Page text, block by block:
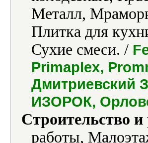
Металл,
Плитка для
Сухие смеси. /
Primaplex,
Дмитриевский
ИЗОРОК,
Строительство
работы,